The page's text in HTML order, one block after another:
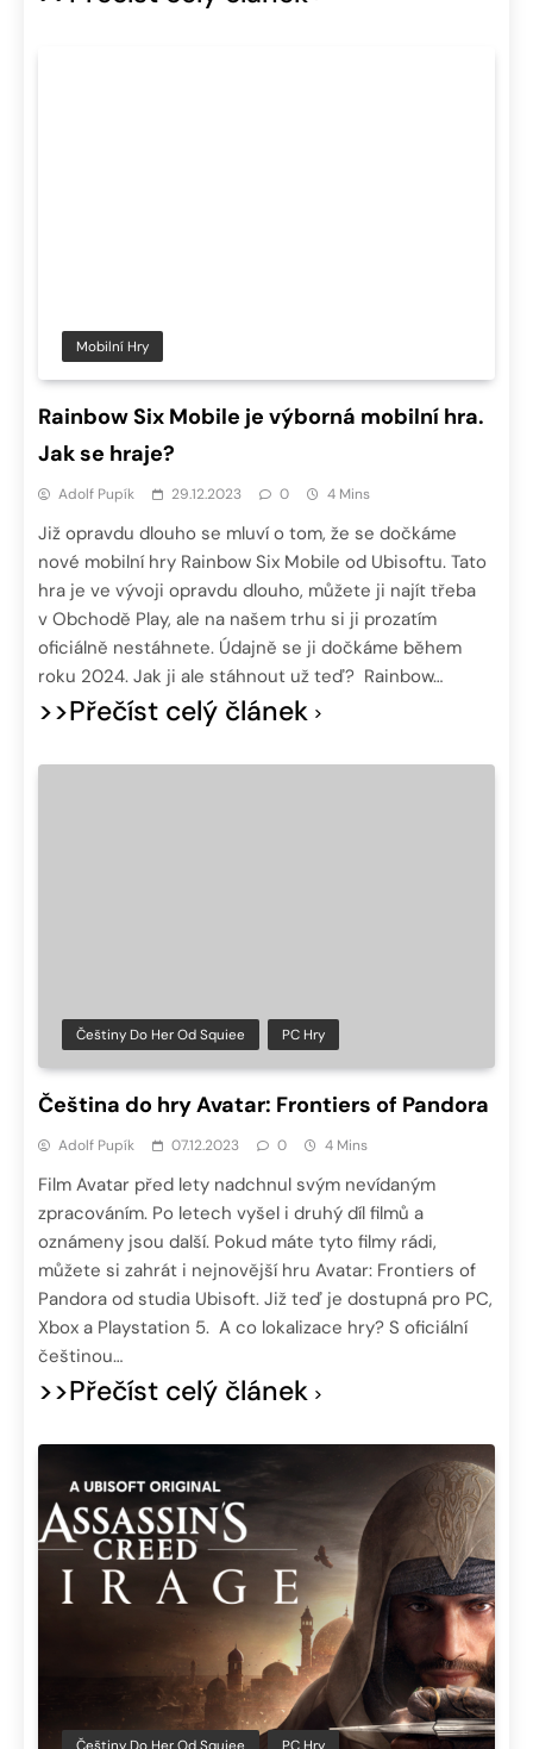
Mobilní Hry
Rainbow Six Mobile je výborná mobilní hra.
Jak se hraje?
Adolf Pupík 29.12.2023 0 4 Mins
Již opravdu dlouho se mluví o tom, že se dočkáme
nové mobilní hry Rainbow Six Mobile od Ubisoftu. Tato
hra je ve vývoji opravdu dlouho, můžete ji najít třeba
v Obchodě Play, ale na našem trhu si ji prozatím
oficiálně nestáhnete. Údajně se ji dočkáme během
roku 2024. Jak ji ale stáhnout už teď? Rainbow…
>>Přečíst celý článek
Češtiny Do Her Od Squiee PC Hry
Čeština do hry Avatar: Frontiers of Pandora
Adolf Pupík 07.12.2023 0 4 Mins
Film Avatar před lety nadchnul svým nevídaným
zpracováním. Po letech vyšel i druhý díl filmů a
oznámeny jsou další. Pokud máte tyto filmy rádi,
můžete si zahrát i nejnovější hru Avatar: Frontiers of
Pandora od studia Ubisoft. Již teď je dostupná pro PC,
Xbox a Playstation 5. A co lokalizace hry? S oficiální
češtinou…
>>Přečíst celý článek
Češtiny Do Her Od Squiee PC Hry